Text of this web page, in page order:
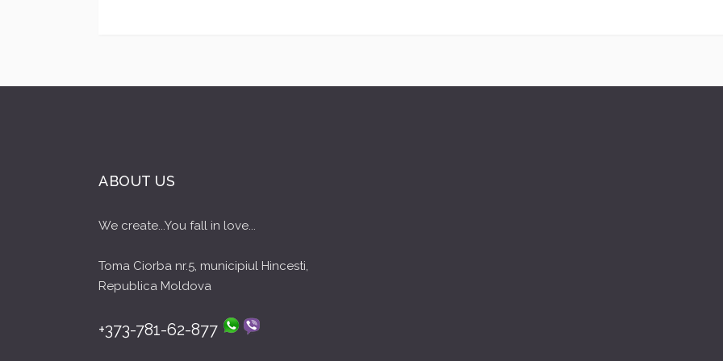
ABOUT US
We create...You fall in love...
Toma Ciorba nr.5, municipiul Hincesti,
Republica Moldova
+373-781-62-877